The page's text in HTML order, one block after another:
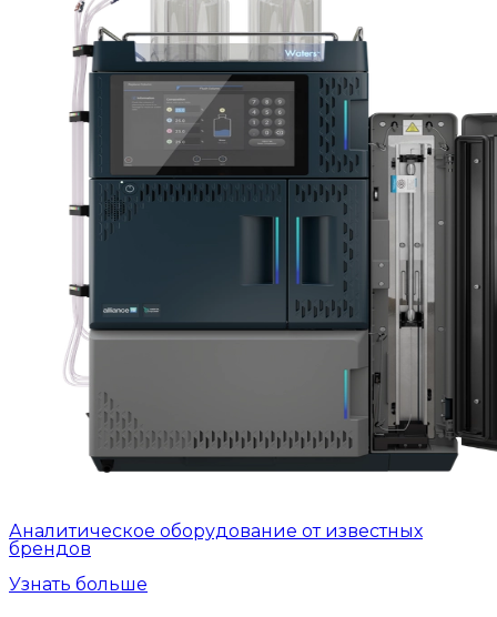
Аналитическое оборудование от известных
брендов
Узнать больше